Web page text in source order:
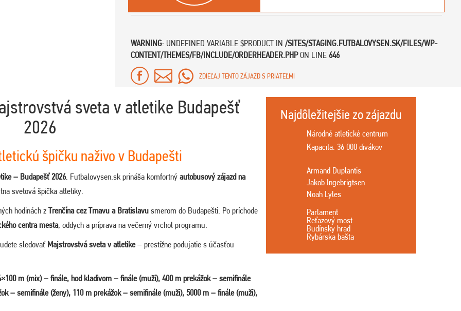
WARNING: UNDEFINED VARIABLE $PRODUCT IN /SITES/STAGING.FUTBALOVYSEN.SK/FILES/WP-
CONTENT/THEMES/FB/INCLUDE/ORDERHEADER.PHPON LINE 646
ZDIEĽAJ TENTO ZÁJAZD S PRIATEĽMI
sveta v atletike Budapešť
2026
špičku naživo v Budapešti
– Budapešť 2026. Futbalovysen.sk prináša komfortný autobusový zájazd na
svetová špička atletiky.
hodinách z Trenčína cez Trnavu a Bratislavu smerom do Budapešti. Po príchode
centra mesta, oddych a príprava na večerný vrchol programu.
sledovať Majstrovstvá sveta v atletike– prestížne podujatie s účasťou
m (mix) – finále, hod kladivom – finále (muži), 400 m prekážok – semifinále
– semifinále (ženy), 110 m prekážok – semifinále (muži), 5000 m – finále (muži),
Najdôležitejšie zo zájazdu
Národné atletické centrum
Kapacita: 36 000 divákov
Armand Duplantis
Jakob Ingebrigtsen
Noah Lyles
Parlament
Reťazový most
Budínsky hrad
Rybárska bašta